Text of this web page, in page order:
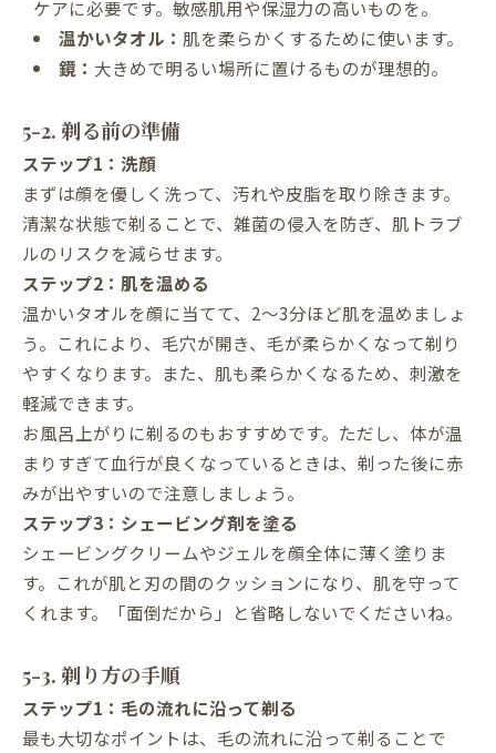
ケアに必要です。敏感肌用や保湿力の高いものを。
温かいタオル： 肌を柔らかくするために使います。
鏡： 大きめで明るい場所に置けるものが理想的。
5-2. 剃る前の準備
ステップ1：洗顔
まずは顔を優しく洗って、汚れや皮脂を取り除きます。
清潔な状態で剃ることで、雑菌の侵入を防ぎ、肌トラブ
ルのリスクを減らせます。
ステップ2：肌を温める
温かいタオルを顔に当てて、2〜3分ほど肌を温めましょ
う。これにより、毛穴が開き、毛が柔らかくなって剃り
やすくなります。また、肌も柔らかくなるため、刺激を
軽減できます。
お風呂上がりに剃るのもおすすめです。ただし、体が温
まりすぎて血行が良くなっているときは、剃った後に赤
みが出やすいので注意しましょう。
ステップ3：シェービング剤を塗る
シェービングクリームやジェルを顔全体に薄く塗りま
す。これが肌と刃の間のクッションになり、肌を守って
くれます。「面倒だから」と省略しないでくださいね。
5-3. 剃り方の手順
ステップ1：毛の流れに沿って剃る
最も大切なポイントは、毛の流れに沿って剃ることで